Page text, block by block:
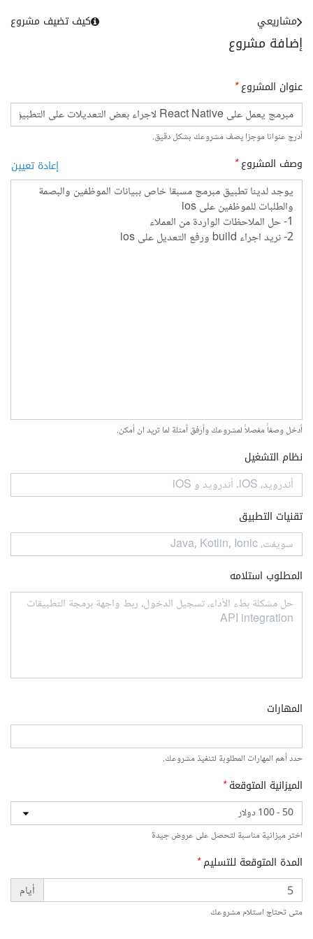
إضافة مشروع
مشاريعي كيف تضيف مشروع
عنوان المشروع*
أدرج عنوانا موجزا يصف مشروعك بشكل دقيق.
وصف المشروع* إعادة تعيين
أدخل وصفاً مفصلاً لمشروعك وأرفق أمثلة لما تريد ان أمكن.
نظام التشغيل
تقنيات التطبيق
المطلوب استلامه
المهارات
حدد أهم المهارات المطلوبة لتنفيذ مشروعك.
الميزانية المتوقعة*
اختر ميزانية مناسبة لتحصل على عروض جيدة
المدة المتوقعة للتسليم*
أيام
متى تحتاج استلام مشروعك